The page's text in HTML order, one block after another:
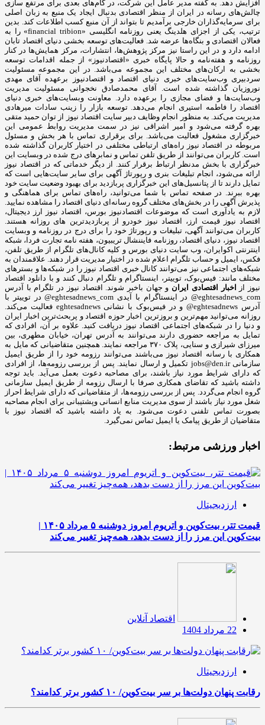
افزایش دهد. به گفته مدیر عامل این شرکت، در گام‌های بعدی برای مرتفع سازی
چالش‌های رسانه در ایران از منظر اقتصادی بدنبال ایجاد یک منبع به زبان اصلی
برای سرمایه‌گذاران خارجی برآمدیم تا بتواند از آن منبع کسب اطلاعات کند. بدین
ترتیب، یکی از اجزای هلدینگ یعنی روزنامه انگلیسی «financial tribion» را به
فعالان اقتصادی و بنگاه‌ها عرضه شد. فعالیت‌های توسعه بخشی دنیای اقتصاد تابان
ادامه دارد و در این راستا نیز مرکز پژوهش‌ها، انتشارات، مرکز همایش‌ها در کنار
روزنامه و هفته‌نامه و حالا پایگاه خبری «اقتصادنیوز» از جمله اقدامات توسعه
بخشی به ارکان‌های مختلف این مجموعه می‌باشد. در این مجموعه مسئولیت
سردبیری وب‌سایت‌های خبری دنیای اقتصاد و اقتصادنیوز برعهده آقای مهدی
نوروزیان گذاشته شده است. آقای محمدصادق نخجوانی مسئولیت مدیریت
وب‌سایت‌ها و فضای مجازی را برعهده دارد. معاونت وبسایت‌های خبری دنیای
اقتصاد را فاطمه استیری انجام می‌دهد. توسعه بازار را زینب سادات میرهادی
مدیریت می‌کند. به منظور انجام وظایف دبیر سایت اقتصاد نیوز از توان حمید متقی
بهره گرفته می‌شود و امیر اشراقی نیز در سمت مدیریت روابط عمومی این
خبرگزاری مشغول فعالیت می‌باشد. برای برقراری تماس با هر بخش و مسئول
مربوطه در اقتصاد نیوز راه‌های ارتباطی مختلفی در اختیار کاربران گذاشته شده
است. کاربران می‌توانند از طریق تلفن تماس و نمابرهای درج شده در وبسایت این
خبرگزاری با بخش مدنظر ارتباط برقرار کنند. از دیگر خدماتی که در اقتصاد نیوز
ارائه می‌شود، انجام تبلیغات بنری و رپورتاژ آگهی برای سایر سایت‌هایی است که
تمایل دارند تا از پتانسیل‌های این خبرگزاری پربازدید برای بهبود وضعیت سایت خود
بهره ببرند. در صفحه تماس با شما می‌توانید، راه‌های تماس برای هماهنگی و
پذیرش آگهی را در بخش‌های مختلف گروه رسانه‌ای دنیای اقتصاد را مشاهده نمایید.
لازم به یادآوری است که موضوعات اقتصادنیوز بورس، اقتصاد نیوز ارز دیجیتال،
اقتصاد نیوز قیمت ارز، اقتصاد نیوز خودرو از پربازدیدترین های روزانه هستند.
کاربران می‌توانند آگهی، تبلیغات و رپورتاژ خود را برای درج در روزنامه و وبسایت
اقتصاد نیوز، دنیای اقتصاد، روزنامه فایننشال تریبیون، هفته نامه تجارت فردا، شبکه
اینترنتی اکوایران، وب سایت دنیای بورس و کلیه کانال‌های تلگرام از طریق تلفن،
فکس، ایمیل و حساب تلگرام اعلام شده در اختیار مدیریت قرار دهند. علاقمندان به
شبکه‎‌های اجتماعی نیز می‌توانند کانال خبری اقتصاد نیوز را در شبکه‌ها و بسترهای
مختلف مانند: فیس‌بوک، توییتر، اینستاگرام و تلگرام دنبال کنند و با دانلود اقتصاد
نیوز از
اخبار اقتصادی ایران و جهان باخبر شوند. اقتصاد نیوز در تلگرام با آدرس
eghtesadnews_com@ در اینستاگرام با آیدی eghtesadnews_com@ در توییتر با
آدرس eghtesadnews@ و در فیس‌بوک با نشانی eghtesadnews فعالیت می‌کند.
روزانه می‌توانید مهم‌ترین و بروزترین اخبار حوزه اقتصاد و پربحث‌ترین اخبار ایران
و دنیا را در شبکه‌های اجتماعی اقتصاد نیوز دریافت کنید. علاوه بر آن، افرادی که
تمایل به مراجعه حضوری دارند می‌توانند به آدرس تهران، خیابان مطهری، بین
میرزای شیرازی و سنایی، پلاک ۳۷۰ مراجعه نمایند. همچنین متقاضیانی که مایل به
همکاری با رسانه‌ اقتصاد نیوز می‌باشند می‌توانند رزومه خود را از طریق ایمیل
سازمانی jobs@den.ir تکمیل و ارسال نمایند. پس از بررسی رزومه‌ها، از افرادی
که دارای شرایط مورد نیاز باشند، برای مصاحبه دعوت بعمل می‌آید. باید توجه
داشته باشید که تقاضای همکاری صرفا با ارسال رزومه از طریق ایمیل سازمانی
گروه انجام می‌گردد. پس از بررسی رزومه‌ها، از متقاضیانی که دارای شرایط احراز
شغل مورد نیاز باشند از سوی مدیریت منابع انسانی وپشتیبانی برای انجام مصاحبه
بصورت تماس تلفنی دعوت می‌شود. به یاد داشته باشید که اقتصاد نیوز با
متقاضیان از طریق پیامک یا ایمیل تماس نمی‌گیرد.
اخبار ورزشی مرتبط:
ارزدیجیتال
قیمت تتر، بیت‌کوین و اتریوم امروز دوشنبه ۵ مرداد ۱۴۰۵ |
بیت‌کوین این مرز را از دست بدهد، همه‌چیز تغییر می‌کند
اقتصاد آنلاین
22 مرداد 1404
ارزدیجیتال
رقابت پنهان دولت‌ها بر سر بیت‌کوین/ ۱۰ کشور برتر کدامند؟